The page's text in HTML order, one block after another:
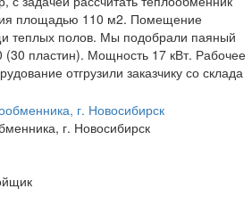
площадью 110 м2. Помещение
теплых полов. Мы подобрали паяный
пластин). Мощность 17 кВт. Рабочее
отгрузили заказчику со склада
г. Новосибирск